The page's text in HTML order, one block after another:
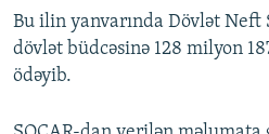
AZADLIQRADIOSU MOBIL
BIZIMLƏ ƏLAQƏ
RFE/RL-in bütün saytları
Bu ilin yanvarında Dövlət Neft
dövlət büdcəsinə 128 milyon
ödəyib.